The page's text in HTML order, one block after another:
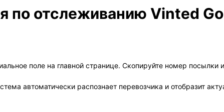
по отслеживанию Vinted
поле на главной странице. Скопируйте номер посылки
автоматически распознает перевозчика и отобразит